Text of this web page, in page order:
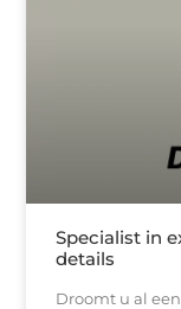
Specialist in
details
Droomt u al